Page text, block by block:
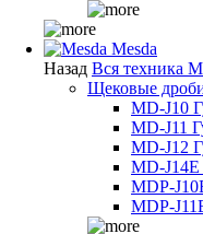
Mesda
Назад Вся техника
Щековые
MD-J10
MD-J11
MD-J12
MD-J14E
MDP-
MDP-